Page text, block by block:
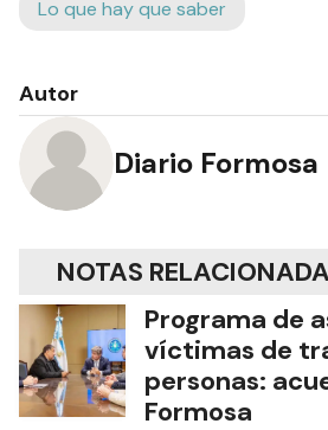
Lo que hay que saber
Autor
Diario Formosa
NOTAS
Programa de
víctimas de
personas:
Formosa